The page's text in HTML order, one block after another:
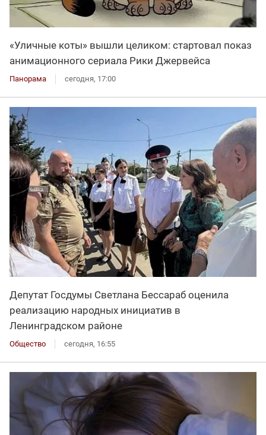
«Уличные коты» вышли целиком: стартовал показ
анимационного сериала Рики Джервейса
Панорама сегодня, 17:00
Депутат Госдумы Светлана Бессараб оценила
реализацию народных инициатив в
Ленинградском районе
Общество сегодня, 16:55